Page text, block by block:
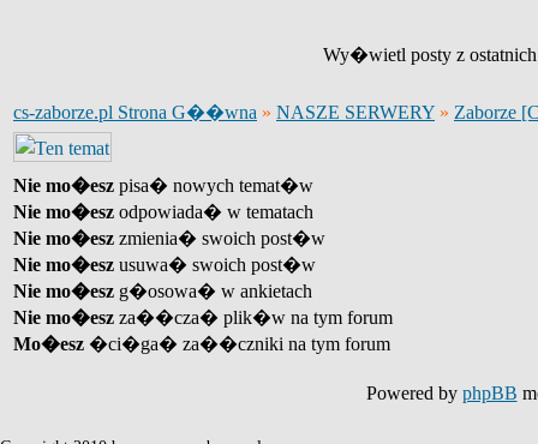
Wy�wietl posty z
cs-zaborze.pl Strona G��wna » NASZE SERWERY » Zaborze
Nie mo�esz pisa� nowych temat�w
Nie mo�esz odpowiada� w tematach
Nie mo�esz zmienia� swoich post�w
Nie mo�esz usuwa� swoich post�w
Nie mo�esz g�osowa� w ankietach
Nie mo�esz za��cza� plik�w na tym forum
Mo�esz �ci�ga� za��czniki na tym forum
Powered by phpBB